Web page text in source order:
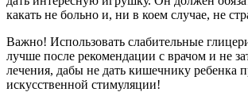
какать не больно и, ни в коем случае, не
Важно! Использовать слабительные
лучше после рекомендации с врачом и не
лечения, дабы не дать кишечнику ребенка
искусственной стимуляции!